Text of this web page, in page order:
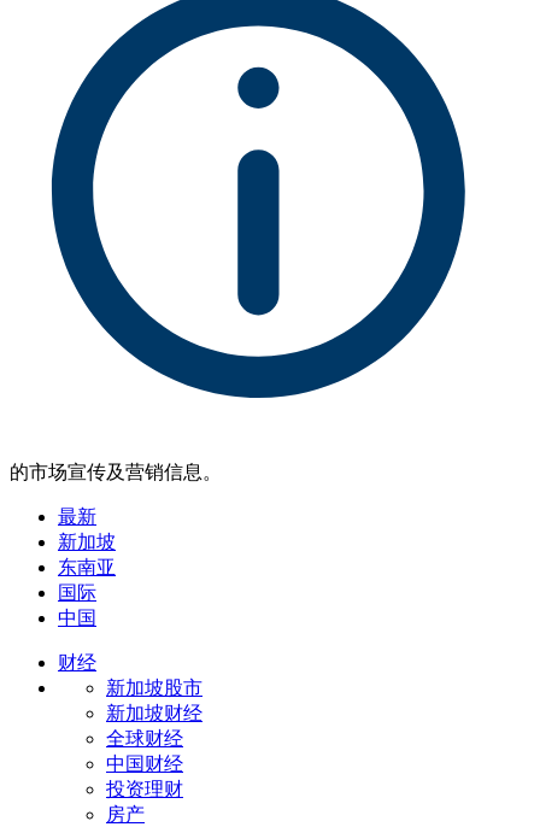
的市场宣传及营销信息。
最新
新加坡
东南亚
国际
中国
财经
新加坡股市
新加坡财经
全球财经
中国财经
投资理财
房产